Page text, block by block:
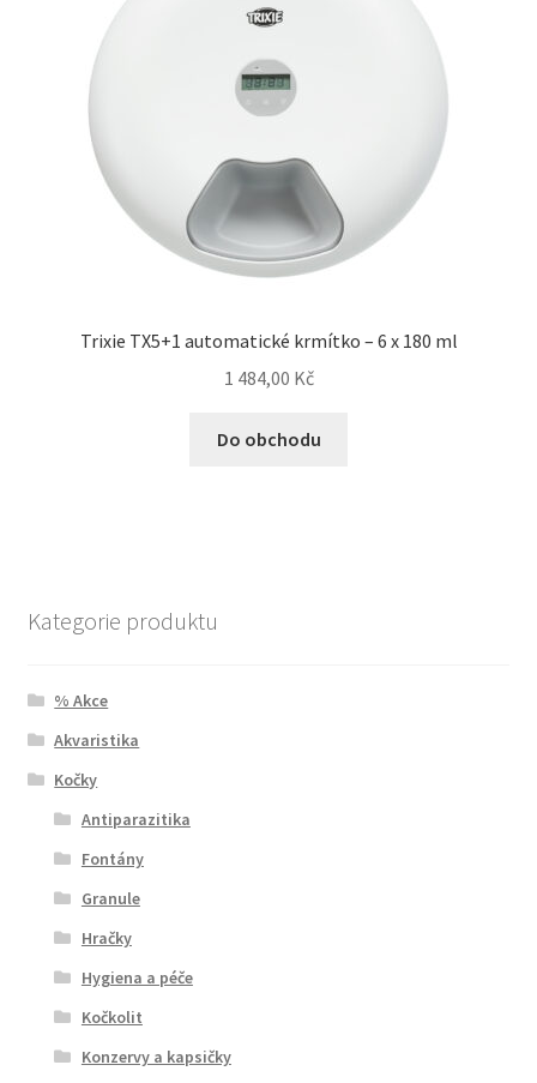
Trixie TX5+1 automatické krmítko – 6 x 180 ml
1 484,00 Kč
Do obchodu
Kategorie produktu
% Akce
Akvaristika
Kočky
Antiparazitika
Fontány
Granule
Hračky
Hygiena a péče
Kočkolit
Konzervy a kapsičky